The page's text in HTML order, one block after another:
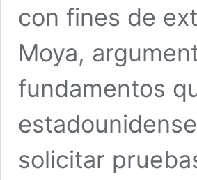
con fines de
Moya,
fundamentos
solicitar